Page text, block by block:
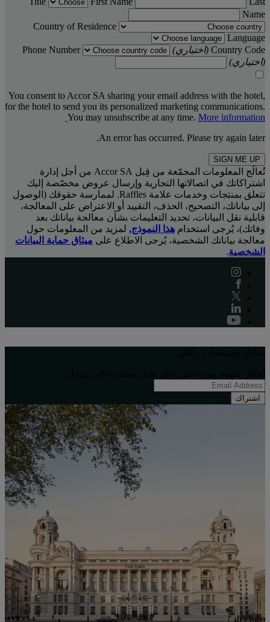
Name
Country of Residence
Language
Country Code (اختياري)
Phone Number
(اختياري)
You consent to Accor SA sharing your email address with the hotel,
for the hotel to send you its personalized marketing communications.
You may unsubscribe at any time. More information
An error has occurred. Please try again later.
SIGN ME UP
تُعالَج المعلومات المجمّعة من قِبل Accor SA من أجل إدارة
اشتراكاتك في اتصالاتها التجارية وإرسال عروض مخصّصة إليك
تتعلق بمنتجات وخدمات علامة Raffles. لممارسة حقوقك (الوصول
إلى بياناتك، التصحيح، الحذف، التقييد أو الاعتراض على المعالجة،
قابلية نقل البيانات، تحديد التعليمات بشأن معالجة بياناتك بعد
وفاتك)، يُرجى استخدام هذا النموذج. لمزيد من المعلومات حول
معالجة بياناتك الشخصية، يُرجى الاطلاع على ميثاق حماية البيانات
الشخصية.
اشتراك